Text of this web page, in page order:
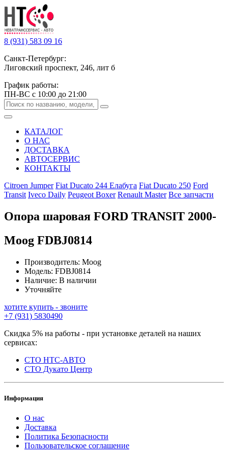
8 (931) 583 09 16
Санкт-Петербург:
Лиговский проспект, 246, лит б
График работы:
ПН-ВС с 10:00 до 21:00
КАТАЛОГ
О НАС
ДОСТАВКА
АВТОСЕРВИС
КОНТАКТЫ
Citroen Jumper Fiat Ducato 244 Елабуга Fiat Ducato 250 Ford
Transit Iveco Daily Peugeot Boxer Renault Master Все запчасти
Опора шаровая FORD TRANSIT 2000-
Moog FDBJ0814
Производитель: Moog
Модель: FDBJ0814
Наличие: В наличии
Уточняйте
хотите купить - звоните
+7 (931) 5830490
Скидка 5% на работы - при установке деталей на наших
сервисах:
СТО НТС-АВТО
СТО Дукато Центр
Информация
О нас
Доставка
Политика Безопасности
Пользовательское соглашение